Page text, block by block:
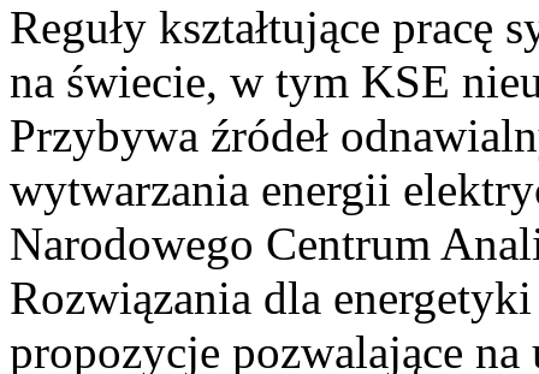
Reguły kształtujące pracę
na świecie, w tym KSE
Przybywa źródeł
wytwarzania energii
Narodowego Centrum
Rozwiązania dla
propozycje pozwalające